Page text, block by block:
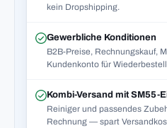
kein Dropshipping.
Gewerbliche Konditionen
B2B-Preise, Rechnungskauf,
Kundenkonto für
Kombi-Versand mit SM55-
Reiniger und passendes
Rechnung — spart